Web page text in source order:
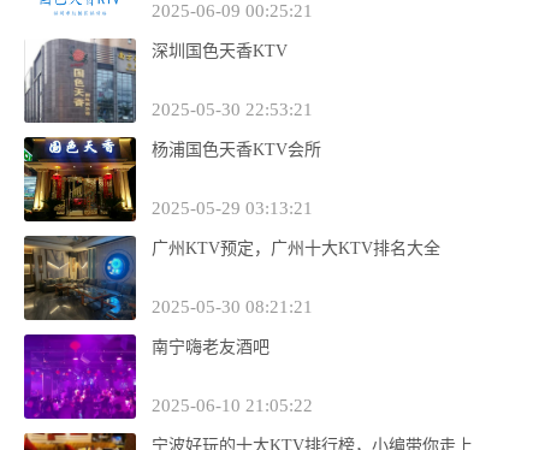
2025-06-09 00:25:21
深圳国色天香KTV
2025-05-30 22:53:21
杨浦国色天香KTV会所
2025-05-29 03:13:21
广州KTV预定，广州十大KTV排名大全
2025-05-30 08:21:21
南宁嗨老友酒吧
2025-06-10 21:05:22
宁波好玩的十大KTV排行榜，小编带你走上